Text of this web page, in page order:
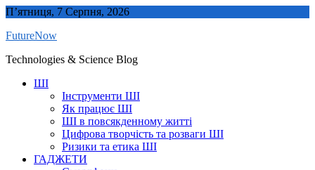
Skip
content
П’ятниця, 7 Серпня, 2026
FutureNow
Technologies & Science Blog
ШІ
Інструменти ШІ
Як працює ШІ
ШІ в повсякденному житті
Цифрова творчість та розваги ШІ
Ризики та етика ШІ
ГАДЖЕТИ